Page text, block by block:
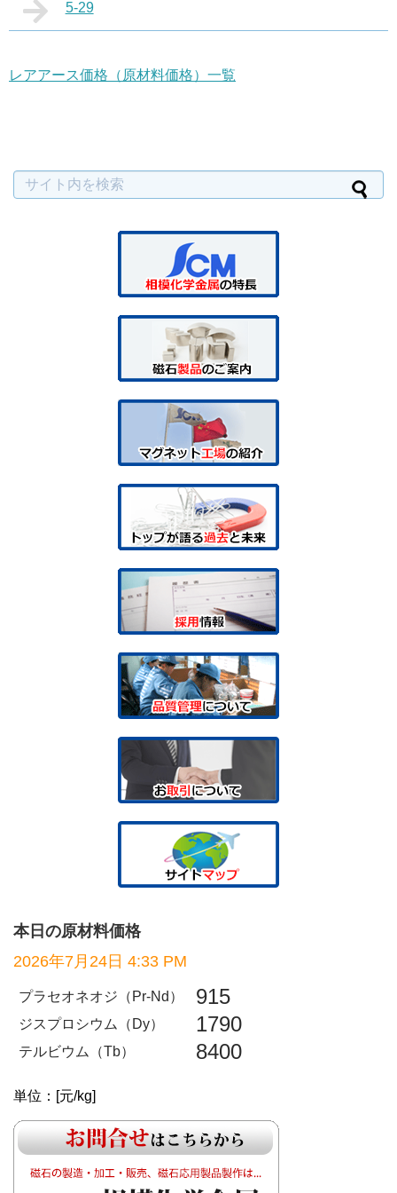
5-29
レアアース価格（原材料価格）一覧
本日の原材料価格
2026年7月24日 4:33 PM
プラセオネオジ（Pr-Nd） 915
ジスプロシウム（Dy） 1790
テルビウム（Tb） 8400
単位：[元/kg]